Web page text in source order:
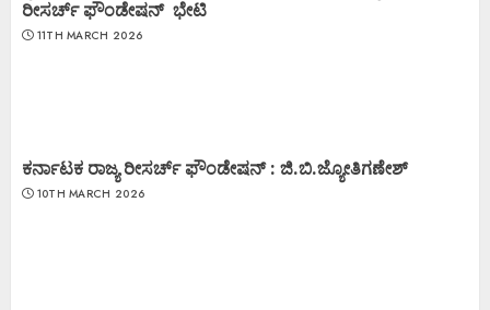
ರೀಸರ್ಚ್ ಫೌಂಡೇಷನ್ ಭೇಟಿ
11TH MARCH 2026
ಕರ್ನಾಟಕ ರಾಜ್ಯ ರೀಸರ್ಚ್ ಫೌಂಡೇಷನ್ : ಜಿ.ಬಿ.ಜ್ಯೋತಿಗಣೇಶ್
10TH MARCH 2026